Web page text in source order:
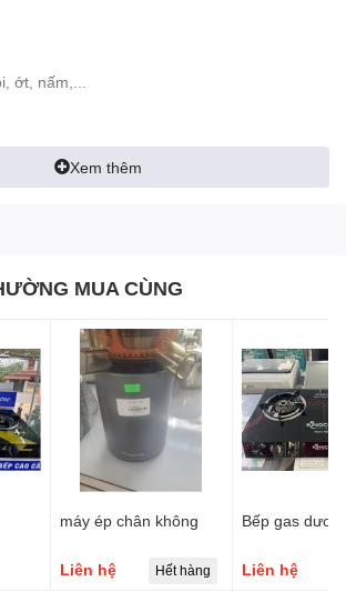
ớt, nấm,...
Xem thêm
MUA CÙNG
máy ép chân không
Liên hệ Hết hàng
Bếp gas
Liên hệ